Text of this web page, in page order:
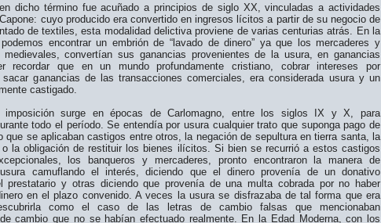
dicho término fue acuñado a principios de siglo XX, vinculadas a actividades
cuyo producido era convertido en ingresos lícitos a partir de su negocio de
de textiles, esta modalidad delictiva proviene de varias centurias atrás. En la
encontrar un embrión de “lavado de dinero” ya que los mercaderes y
medievales, convertían sus ganancias provenientes de la usura, en ganancias
recordar que en un mundo profundamente cristiano, cobrar intereses por
ganancias de las transacciones comerciales, era considerada usura y un
castigado.
imposición surge en épocas de Carlomagno, entre los siglos IX y X, para
todo el período. Se entendía por usura cualquier trato que suponga pago de
que se aplicaban castigos entre otros, la negación de sepultura en tierra santa, la
o la obligación de restituir los bienes ilícitos. Si bien se recurrió a estos castigos
los banqueros y mercaderes, pronto encontraron la manera de
camuflando el interés, diciendo que el dinero provenía de un donativo
prestatario y otras diciendo que provenía de una multa cobrada por no haber
en el plazo convenido. A veces la usura se disfrazaba de tal forma que era
como el caso de las letras de cambio falsas que mencionaban
cambio que no se habían efectuado realmente. En la Edad Moderna, con los